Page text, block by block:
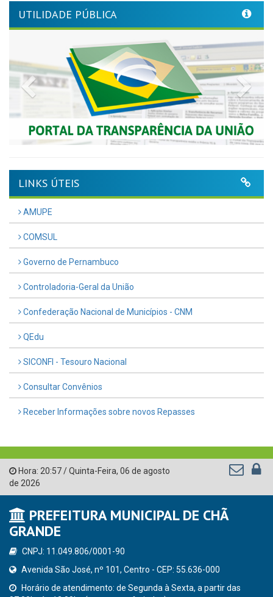
UTILIDADE PÚBLICA
Previous
LINKS ÚTEIS
AMUPE
COMSUL
Governo de Pernambuco
Controladoria-Geral da União
Confederação Nacional de Municípios - CNM
QEdu
SICONFI - Tesouro Nacional
Consultar Convênios
Receber Informações sobre novos Repasses
Hora: 20:57/Quinta-Feira, 06 de agosto
de 2026
PREFEITURA MUNICIPAL DE CHÃ
GRANDE
CNPJ: 11.049.806/0001-90
Avenida São José, nº 101, Centro - CEP: 55.636-000
Horário de atendimento: de Segunda à Sexta, a partir das